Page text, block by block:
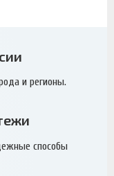
и регионы.
способы